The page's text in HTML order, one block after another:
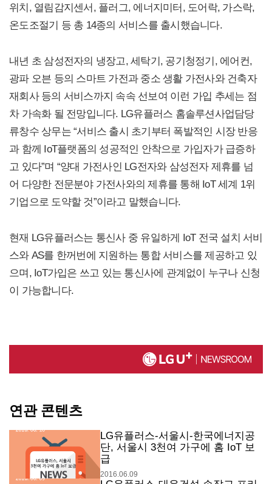
위치, 열림감지센서, 플러그, 에너지미터, 도어락, 가스락,
온도조절기 등 총 14종의 서비스를 출시했습니다.
내년 초 삼성전자의 냉장고, 세탁기, 공기청정기, 에어컨,
광파 오븐 등의 스마트 가전과 중소 생활 가전사와 건축자
재회사 등의 서비스까지 속속 선보여 이런 가입 추세는 점
차 가속화 될 전망입니다. LG유플러스 홈솔루션사업담당
류창수 상무는 “서비스 출시 초기부터 폭발적인 시장 반응
과 함께 IoT플랫폼의 성공적인 안착으로 가입자가 급증하
고 있다”며 “양대 가전사인 LG전자와 삼성전자 제휴를 넘
어 다양한 전문분야 가전사와의 제휴를 통해 IoT 세계 1위
기업으로 도약할 것”이라고 말했습니다.
현재 LG유플러스는 통신사 중 유일하게 IoT 전국 설치 서비
스와 AS를 한꺼번에 지원하는 통합 서비스를 제공하고 있
으며, IoT가입은 쓰고 있는 통신사에 관계없이 누구나 신청
이 가능합니다.
연관 콘텐츠
LG유플러스-서울시-한국에너지공
단, 서울시 3천여 가구에 홈 IoT 보
급
2016.06.09